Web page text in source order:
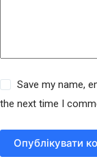
Save my name,
the next time I
Опублікувати